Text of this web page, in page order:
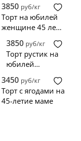
3850 руб/кг
Торт на юбилей
женщине 45 лет с
цветами
3850 руб/кг
Торт рустик на
юбилей
3450 руб/кг
Торт с ягодами на
45-летие маме